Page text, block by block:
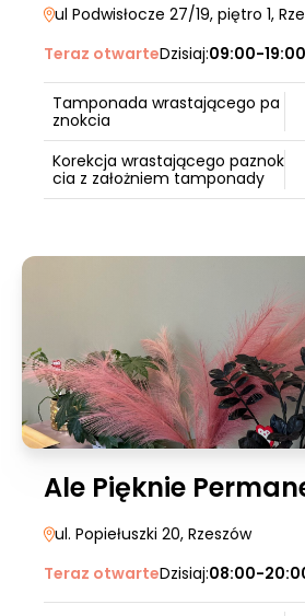
ul Podwisłocze 27/19, piętro 1,
Teraz otwarteDzisiaj:09:00-19:00
Tamponada wrastającego pa
znokcia
Korekcja wrastającego paznok
cia z założniem tamponady
Ale Pięknie
ul. Popiełuszki 20, Rzeszów
Teraz otwarteDzisiaj:08:00-